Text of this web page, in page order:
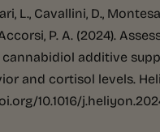
L., Cavallini, D.,
P. A. (2024).
additive
and cortisol levels.
10.1016/